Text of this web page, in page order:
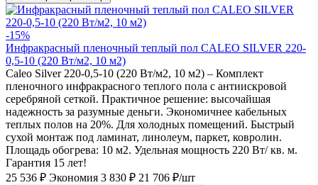
-15%
Инфракрасный пленочный теплый пол CALEO SILVER 220-
0,5-10 (220 Вт/м2, 10 м2)
Caleo Silver 220-0,5-10 (220 Вт/м2, 10 м2) – Комплект
пленочного инфракрасного теплого пола с антиискровой
серебряной сеткой. Практичное решение: высочайшая
надежность за разумные деньги. Экономичнее кабельных
теплых полов на 20%. Для холодных помещений. Быстрый
сухой монтаж под ламинат, линолеум, паркет, ковролин.
Площадь обогрева: 10 м2. Удельная мощность 220 Вт/ кв. м.
Гарантия 15 лет!
25 536 ₽ Экономия 3 830 ₽ 21 706 ₽/шт